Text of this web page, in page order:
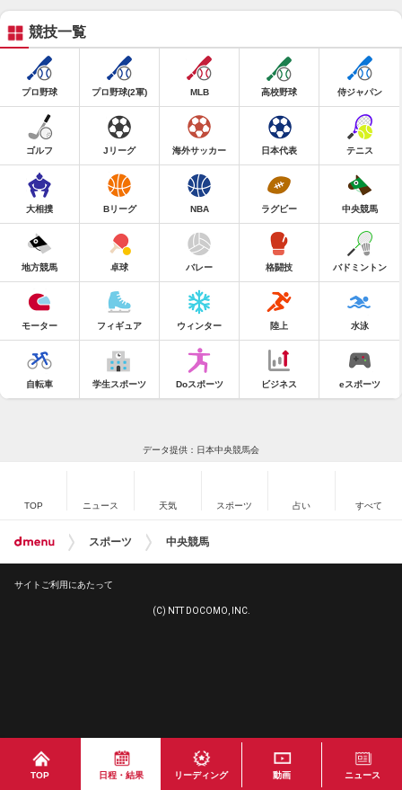
TOP 日程・結果 リーディング 動画 ニュース
競技一覧
プロ野球 プロ野球(2軍) MLB 高校野球 侍ジャパン
ゴルフ Jリーグ 海外サッカー 日本代表 テニス
大相撲 Bリーグ NBA ラグビー 中央競馬
地方競馬 卓球 バレー 格闘技 バドミントン
モーター フィギュア ウィンター 陸上 水泳
自転車 学生スポーツ Doスポーツ ビジネス eスポーツ
データ提供：日本中央競馬会
TOP ニュース 天気 スポーツ 占い すべて
スポーツ 中央競馬
サイトご利用にあたって
(C) NTT DOCOMO, INC.